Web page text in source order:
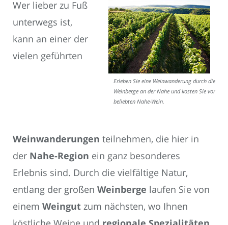
Erleben Sie eine Weinwanderung durch die
Weinberge an der Nahe und kosten Sie vom
beliebten Nahe-Wein.
Wer lieber zu Fuß
unterwegs ist,
kann an einer der
vielen geführten
Weinwanderungen teilnehmen, die hier in
der Nahe-Region ein ganz besonderes
Erlebnis sind. Durch die vielfältige Natur,
entlang der großen Weinberge laufen Sie von
einem Weingut zum nächsten, wo Ihnen